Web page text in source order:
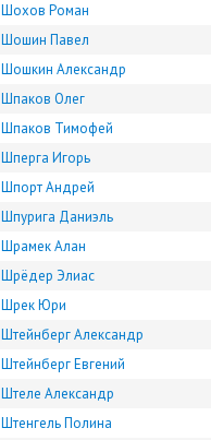
Шохов Роман
Шошин Павел
Шошкин Александр
Шпаков Олег
Шпаков Тимофей
Шперга Игорь
Шпорт Андрей
Шпурига Даниэль
Шрамек Алан
Шрёдер Элиас
Шрек Юри
Штейнберг Александр
Штейнберг Евгений
Штеле Александр
Штенгель Полина